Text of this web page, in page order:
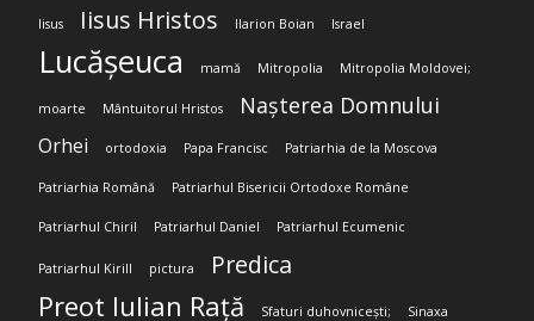
Iisus Iisus Hristos Ilarion Boian Israel
Lucășeuca mamă Mitropolia Mitropolia Moldovei;
moarte Mântuitorul Hristos Nașterea Domnului
Orhei ortodoxia Papa Francisc Patriarhia de la Moscova
Patriarhia Română Patriarhul Bisericii Ortodoxe Române
Patriarhul Chiril Patriarhul Daniel Patriarhul Ecumenic
Patriarhul Kirill pictura Predica
Preot Iulian Rață Sfaturi duhovnicești; Sinaxa